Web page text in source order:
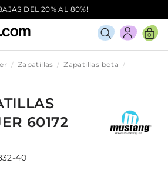
DEL 20% AL 80%!
0
Zapatillas
Zapatillas bota
60172
40